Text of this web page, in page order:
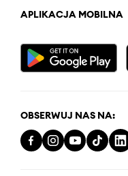
APLIKACJA MOBILNA
OBSERWUJ NAS NA: